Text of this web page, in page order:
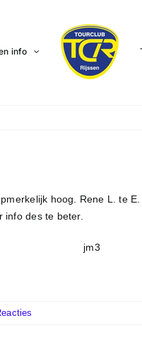
info
hoog. Rene L. te
info des te beter.